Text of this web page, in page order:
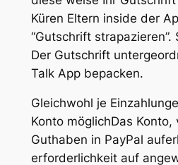
Küren Eltern inside der
“Gutschrift strapazieren”.
Der Gutschrift
Talk App bepacken.
Gleichwohl je
Konto möglichDas
Guthaben in PayPal
erforderlichkeit auf